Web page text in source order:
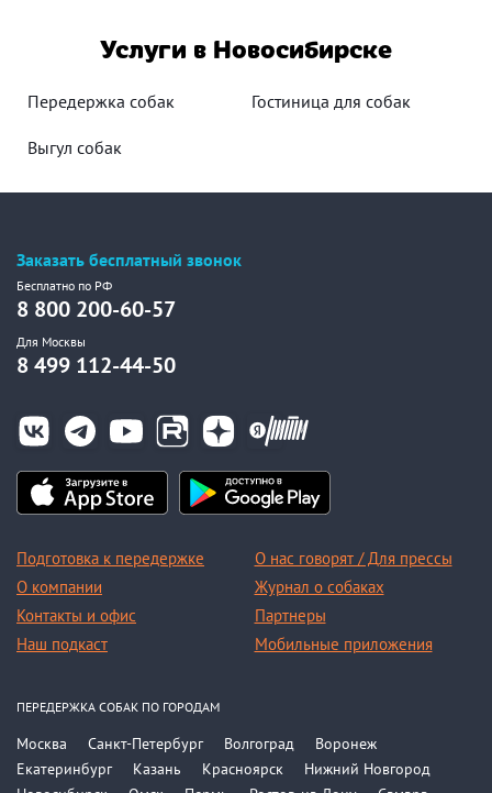
Услуги в Новосибирске
Передержка собак Гостиница для собак
Выгул собак
Заказать бесплатный звонок
Бесплатно по РФ
8 800 200-60-57
Для Москвы
8 499 112-44-50
Подготовка к передержке
О компании
Контакты и офис
Наш подкаст
О нас говорят / Для прессы
Журнал о собаках
Партнеры
Мобильные приложения
ПЕРЕДЕРЖКА СОБАК ПО ГОРОДАМ
Москва Санкт-Петербург Волгоград
Воронеж
Екатеринбург
Казань Красноярск
Нижний Новгород